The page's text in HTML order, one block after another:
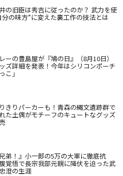
の旧臣は秀吉に従ったのか？ 武力を使
分の味方”に変えた裏工作の技法とは
ーの豊島屋が『鳩の日』（8月10日）
ズ詳細を発表！今年はシリコンポーチ
こ」
きりパーカーも！青森の縄文遺跡群で
た土偶がモチーフのキュートなグッズ
兄弟！』小一郎の5万の大軍に徹底抗
覚悟で長宗我部元親に降伏を迫った武
澄の生涯